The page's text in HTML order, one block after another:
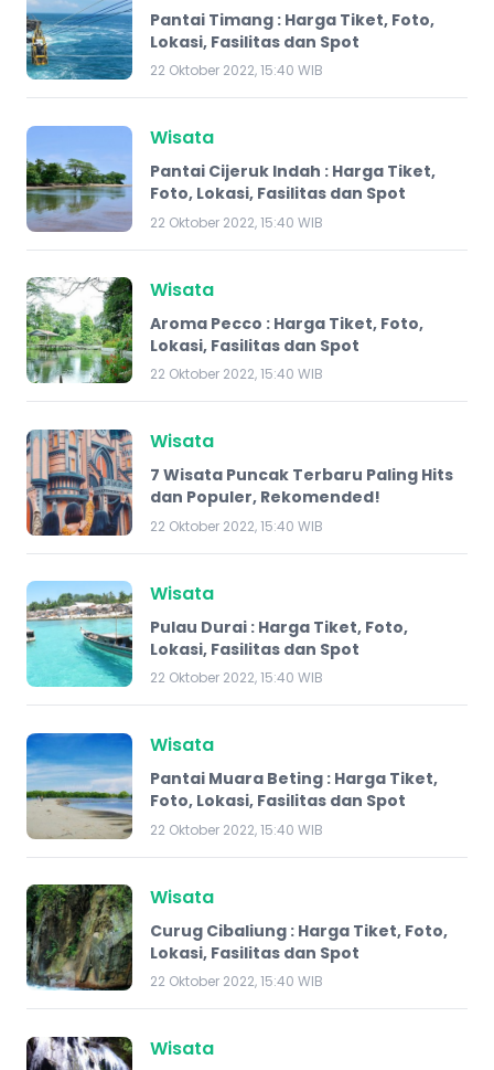
Pantai Timang : Harga Tiket, Foto,
Lokasi, Fasilitas dan Spot
22 Oktober 2022, 15:40 WIB
Wisata
Pantai Cijeruk Indah : Harga Tiket,
Foto, Lokasi, Fasilitas dan Spot
22 Oktober 2022, 15:40 WIB
Wisata
Aroma Pecco : Harga Tiket, Foto,
Lokasi, Fasilitas dan Spot
22 Oktober 2022, 15:40 WIB
Wisata
7 Wisata Puncak Terbaru Paling Hits
dan Populer, Rekomended!
22 Oktober 2022, 15:40 WIB
Wisata
Pulau Durai : Harga Tiket, Foto,
Lokasi, Fasilitas dan Spot
22 Oktober 2022, 15:40 WIB
Wisata
Pantai Muara Beting : Harga Tiket,
Foto, Lokasi, Fasilitas dan Spot
22 Oktober 2022, 15:40 WIB
Wisata
Curug Cibaliung : Harga Tiket, Foto,
Lokasi, Fasilitas dan Spot
22 Oktober 2022, 15:40 WIB
Wisata